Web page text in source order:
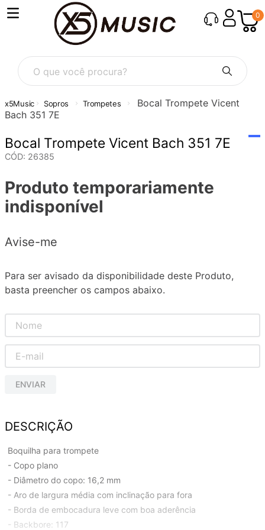
0
O que você procura?
Sopros Trompetes
Bocal Trompete Vicent
Bach 351 7E
Bocal Trompete Vicent Bach 351 7E
CÓD: 26385
Produto temporariamente
indisponível
Avise-me
Para ser avisado da disponibilidade deste Produto,
basta preencher os campos abaixo.
ENVIAR
DESCRIÇÃO
Boquilha para trompete
- Copo plano
- Diâmetro do copo: 16,2 mm
- Aro de largura média com inclinação para fora
- Borda de embocadura leve com boa aderência
- Backbore: 117